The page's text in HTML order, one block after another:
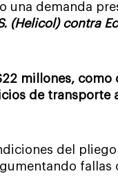
una demanda
(Helicol) contra
millones, como
de transporte
del
fallas